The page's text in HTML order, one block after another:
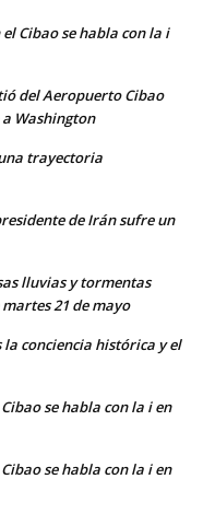
Cibao se habla con la i
del Aeropuerto Cibao
Washington
trayectoria
de Irán sufre un
lluvias y tormentas
21 de mayo
conciencia histórica y el
se habla con la i en
se habla con la i en